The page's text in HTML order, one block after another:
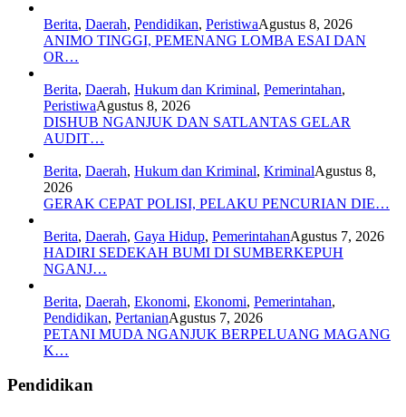
Berita, Daerah, Pendidikan, PeristiwaAgustus 8, 2026
ANIMO TINGGI, PEMENANG LOMBA ESAI DAN
OR…
Berita, Daerah, Hukum dan Kriminal, Pemerintahan,
PeristiwaAgustus 8, 2026
DISHUB NGANJUK DAN SATLANTAS GELAR
AUDIT…
Berita, Daerah, Hukum dan Kriminal, KriminalAgustus 8,
2026
GERAK CEPAT POLISI, PELAKU PENCURIAN DIE…
Berita, Daerah, Gaya Hidup, PemerintahanAgustus 7, 2026
HADIRI SEDEKAH BUMI DI SUMBERKEPUH
NGANJ…
Berita, Daerah, Ekonomi, Ekonomi, Pemerintahan,
Pendidikan, PertanianAgustus 7, 2026
PETANI MUDA NGANJUK BERPELUANG MAGANG
K…
Pendidikan